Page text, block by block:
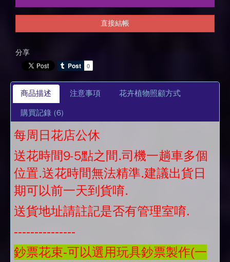
直接結帳
分享
商品描述 注意事項
花卉植物照顧方式
購買記錄(6)
每周日花店公休
送花時間9-5點之間.司機一趟車多個
位置.送花時間無法精準.建議出貨日
期可以前一天到貨唷.
送貨地址請註記是否有管理室唷.
---------------
鈔票花束-可以選用玩具鈔票製作(一